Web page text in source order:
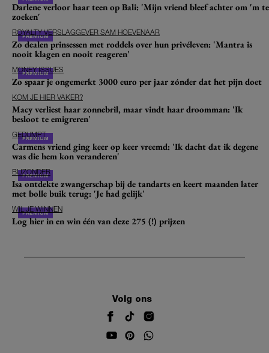
Darlene verloor haar teen op Bali: 'Mijn vriend bleef achter om 'm te
zoeken'
ROYALTY VERSLAGGEVER SAM HOEVENAAR
Zo dealen prinsessen met roddels over hun privéleven: 'Mantra is
nooit klagen en nooit reageren'
MONEY ISSUES
Zo spaar je ongemerkt 3000 euro per jaar zónder dat het pijn doet
KOM JE HIER VAKER?
Macy verliest haar zonnebril, maar vindt haar droomman: 'Ik
besloot te emigreren'
GEDUMPT
Carmens vriend ging keer op keer vreemd: 'Ik dacht dat ik degene
was die hem kon veranderen'
BIJZONDER
Isa ontdekte zwangerschap bij de tandarts en keert maanden later
met bolle buik terug: 'Je had gelijk'
WIL JE WINNEN
Log hier in en win één van deze 275 (!) prijzen
Volg ons